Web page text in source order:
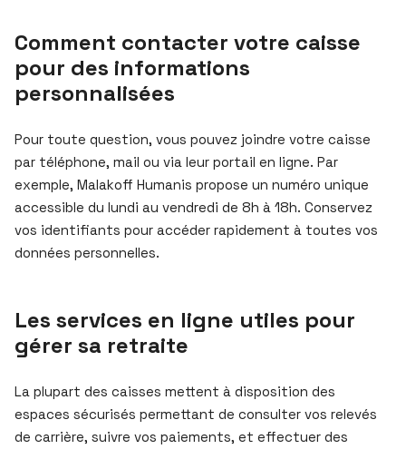
Comment contacter votre caisse
pour des informations
personnalisées
Pour toute question, vous pouvez joindre votre caisse
par téléphone, mail ou via leur portail en ligne. Par
exemple, Malakoff Humanis propose un numéro unique
accessible du lundi au vendredi de 8h à 18h. Conservez
vos identifiants pour accéder rapidement à toutes vos
données personnelles.
Les services en ligne utiles pour
gérer sa retraite
La plupart des caisses mettent à disposition des
espaces sécurisés permettant de consulter vos relevés
de carrière, suivre vos paiements, et effectuer des